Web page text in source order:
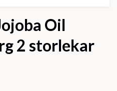
Oil
2 storlekar